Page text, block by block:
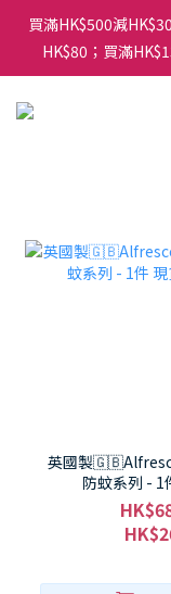
買滿HK$500減
HK$80；買滿
英國製
防蚊系列 - 1